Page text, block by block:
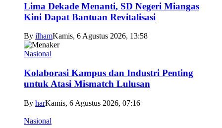
Lima Dekade Menanti, SD Negeri Miangas
Kini Dapat Bantuan Revitalisasi
By ilhamKamis, 6 Agustus 2026, 13:58
Nasional
Kolaborasi Kampus dan Industri Penting
untuk Atasi Mismatch Lulusan
By harKamis, 6 Agustus 2026, 07:16
Nasional